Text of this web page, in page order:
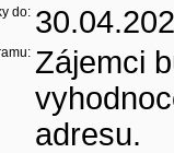
do:
Zájemci
adresu.